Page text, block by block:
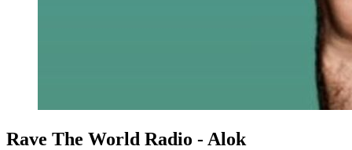
Rave The World Radio - Alok